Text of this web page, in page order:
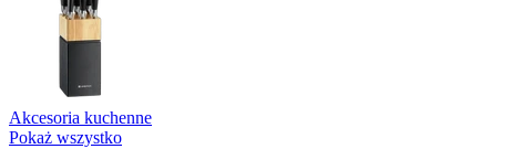
Akcesoria kuchenne
Pokaż wszystko